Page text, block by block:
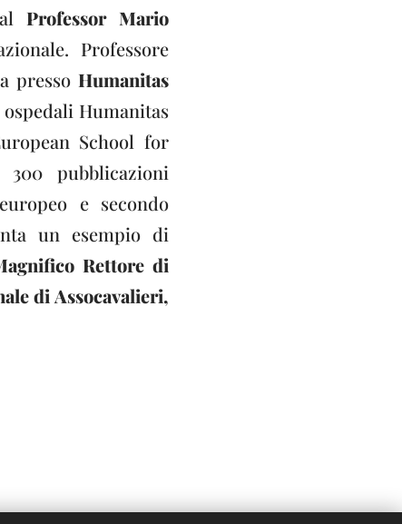
Professor Mario
Professore
presso Humanitas
Humanitas
School for
pubblicazioni
e secondo
un esempio di
Rettore di
di Assocavalieri,